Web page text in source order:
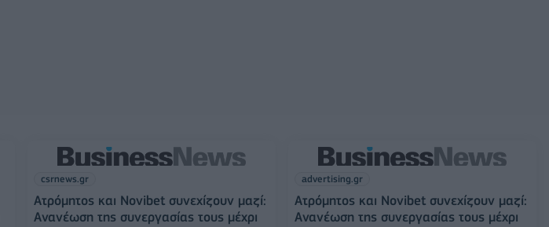
csrnews.gr
Ατρόμητος και Novibet συνεχίζουν μαζί:
Ανανέωση της συνεργασίας τους μέχρι
advertising.gr
Ατρόμητος και Novibet συνεχίζουν μαζί:
Ανανέωση της συνεργασίας τους μέχρι